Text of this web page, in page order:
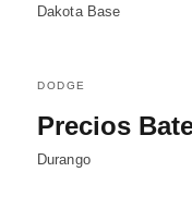
Dakota Base
DODGE
Precios
Durango